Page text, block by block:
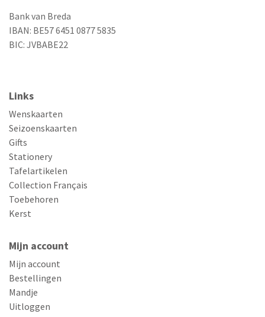
Bank van Breda
IBAN: BE57 6451 0877 5835
BIC: JVBABE22
Links
Wenskaarten
Seizoenskaarten
Gifts
Stationery
Tafelartikelen
Collection Français
Toebehoren
Kerst
Mijn account
Mijn account
Bestellingen
Mandje
Uitloggen